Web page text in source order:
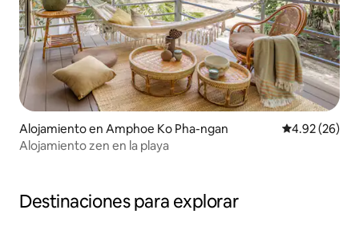
Alojamiento en Amphoe Ko Pha-ngan Calificación
4.92 (26)
Alojamiento zen en la playa
Destinaciones para explorar